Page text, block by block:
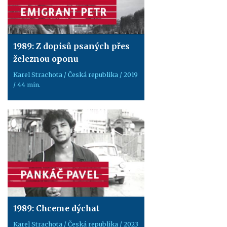
1989: Z dopisů psaných přes
železnou oponu
Karel Strachota / Česká republika / 2019
/ 44 min.
1989: Chceme dýchat
Karel Strachota / Česká republika / 2023